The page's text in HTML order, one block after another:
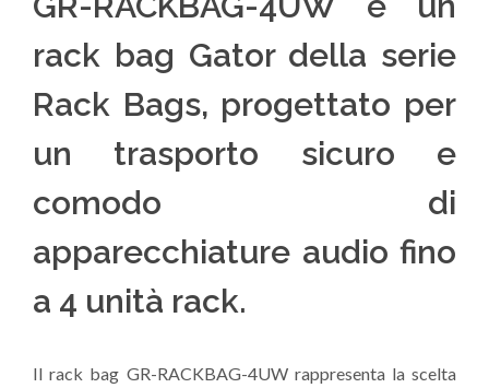
rack bag Gator della serie
Rack Bags, progettato per
un trasporto sicuro e
comodo di
apparecchiature audio fino
a 4 unità rack.
Il rack bag GR-RACKBAG-4UW rappresenta la scelta